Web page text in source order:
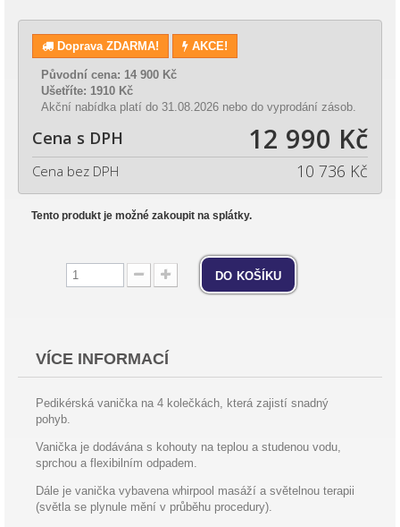
Doprava ZDARMA! AKCE!
Původní cena: 14 900 Kč
Ušetříte: 1910 Kč
Akční nabídka platí do 31.08.2026 nebo do vyprodání zásob.
Cena s DPH 12 990 Kč
Cena bez DPH 10 736 Kč
Tento produkt je možné zakoupit na splátky.
do košíku
VÍCE INFORMACÍ
Pedikérská vanička na 4 kolečkách, která zajistí snadný
pohyb.
Vanička je dodávána s kohouty na teplou a studenou vodu,
sprchou a flexibilním odpadem.
Dále je vanička vybavena whirpool masáží a světelnou terapii
(světla se plynule mění v průběhu procedury).